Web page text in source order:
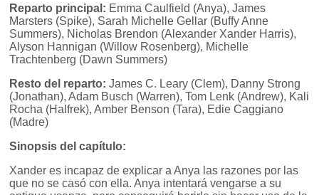
Reparto principal: Emma Caulfield (Anya), James
Marsters (Spike), Sarah Michelle Gellar (Buffy Anne
Summers), Nicholas Brendon (Alexander Xander Harris),
Alyson Hannigan (Willow Rosenberg), Michelle
Trachtenberg (Dawn Summers)
Resto del reparto: James C. Leary (Clem), Danny Strong
(Jonathan), Adam Busch (Warren), Tom Lenk (Andrew), Kali
Rocha (Halfrek), Amber Benson (Tara), Edie Caggiano
(Madre)
Sinopsis del capítulo:
Xander es incapaz de explicar a Anya las razones por las
que no se casó con ella. Anya intentará vengarse a su